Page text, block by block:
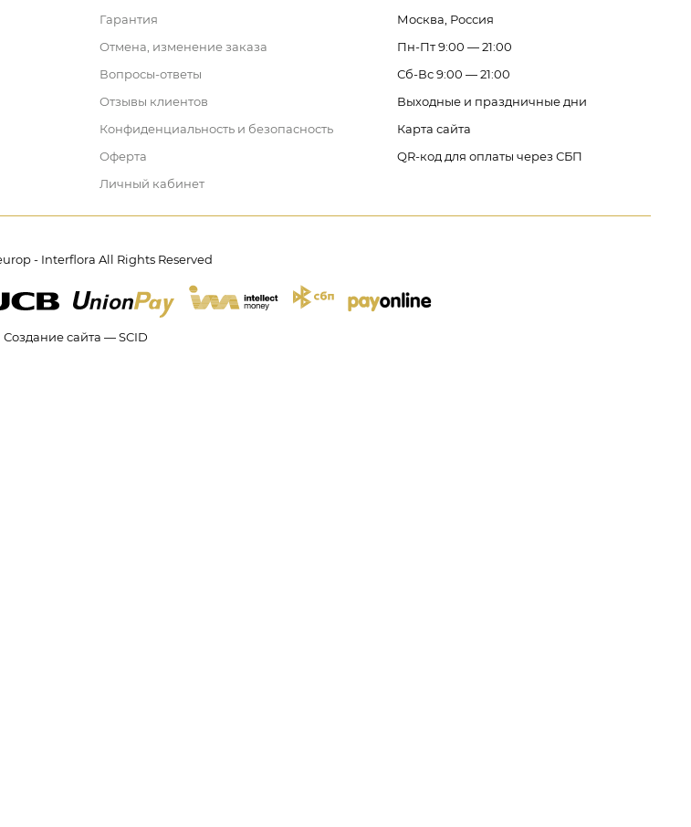
Гарантия
Отмена, изменение заказа
Вопросы-ответы
Отзывы клиентов
Конфиденциальность и безопасность
Оферта
Личный кабинет
Москва, Россия
Пн-Пт 9:00 — 21:00
Сб-Вс 9:00 — 21:00
Выходные и праздничные дни
Карта сайта
QR-код для оплаты через СБП
- Interflora All Rights Reserved
Создание сайта — SCID